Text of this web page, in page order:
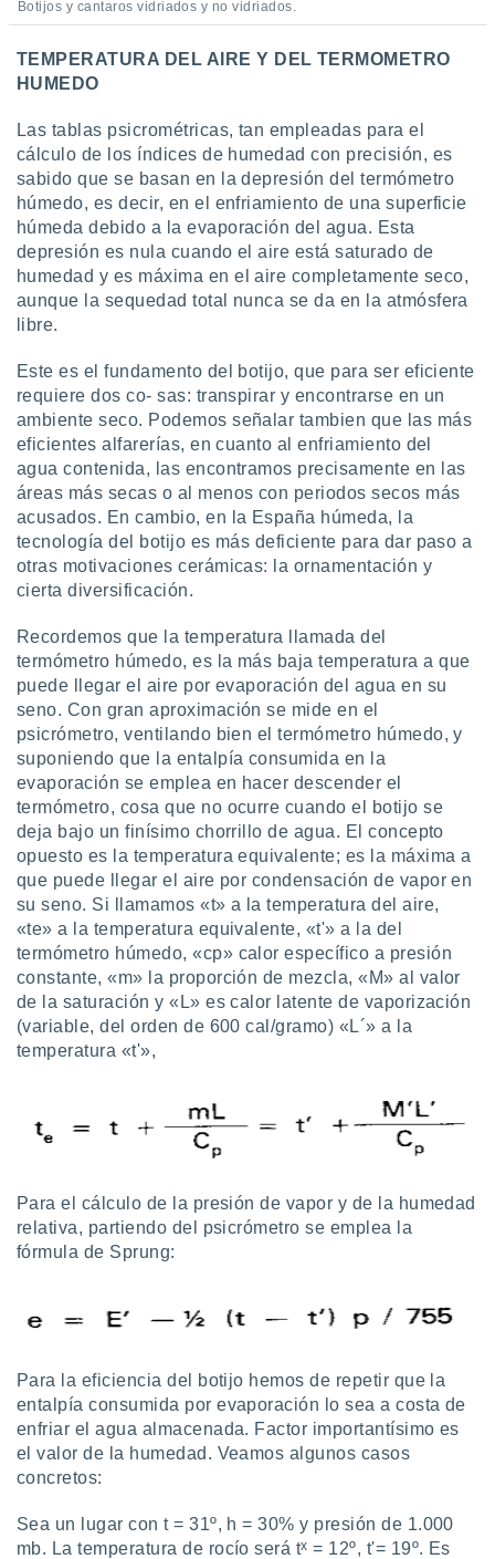
Botijos y cantaros vidriados y no vidriados.
TEMPERATURA DEL AIRE Y DEL TERMOMETRO
HUMEDO
Las tablas psicrométricas, tan empleadas para el
cálculo de los índices de humedad con precisión, es
sabido que se basan en la depresión del termómetro
húmedo, es decir, en el enfriamiento de una superficie
húmeda debido a la evaporación del agua. Esta
depresión es nula cuando el aire está saturado de
humedad y es máxima en el aire completamente seco,
aunque la sequedad total nunca se da en la atmósfera
libre.
Este es el fundamento del botijo, que para ser eficiente
requiere dos co- sas: transpirar y encontrarse en un
ambiente seco. Podemos señalar tambien que las más
eficientes alfarerías, en cuanto al enfriamiento del
agua contenida, las encontramos precisamente en las
áreas más secas o al menos con periodos secos más
acusados. En cambio, en la España húmeda, la
tecnología del botijo es más deficiente para dar paso a
otras motivaciones cerámicas: la ornamentación y
cierta diversificación.
Recordemos que la temperatura llamada del
termómetro húmedo, es la más baja temperatura a que
puede llegar el aire por evaporación del agua en su
seno. Con gran aproximación se mide en el
psicrómetro, ventilando bien el termómetro húmedo, y
suponiendo que la entalpía consumida en la
evaporación se emplea en hacer descender el
termómetro, cosa que no ocurre cuando el botijo se
deja bajo un finísimo chorrillo de agua. El concepto
opuesto es la temperatura equivalente; es la máxima a
que puede llegar el aire por condensación de vapor en
su seno. Si llamamos «t» a la temperatura del aire,
«te» a la temperatura equivalente, «t'» a la del
termómetro húmedo, «cp» calor específico a presión
constante, «m» la proporción de mezcla, «M» al valor
de la saturación y «L» es calor latente de vaporización
(variable, del orden de 600 cal/gramo) «L´» a la
temperatura «t'»,
Para el cálculo de la presión de vapor y de la humedad
relativa, partiendo del psicrómetro se emplea la
fórmula de Sprung:
Para la eficiencia del botijo hemos de repetir que la
entalpía consumida por evaporación lo sea a costa de
enfriar el agua almacenada. Factor importantísimo es
el valor de la humedad. Veamos algunos casos
concretos:
Sea un lugar con t = 31º, h = 30% y presión de 1.000
mb. La temperatura de rocío será tx = 12º, t'= 19º. Es